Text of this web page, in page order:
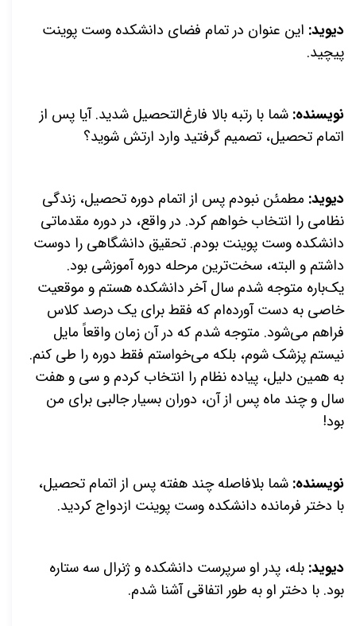
دیوید: این عنوان در تمام فضای دانشکده وست پوینت
پیچید.
نویسنده: شما با رتبه بالا فارغ‌التحصیل شدید. آیا پس از
اتمام تحصیل، تصمیم گرفتید وارد ارتش شوید؟
دیوید: مطمئن نبودم پس از اتمام دوره تحصیل، زندگی
نظامی را انتخاب خواهم کرد. در واقع، در دوره مقدماتی
دانشکده وست پوینت بودم. تحقیق دانشگاهی را دوست
داشتم و البته، سخت‌ترین مرحله دوره آموزشی بود.
یک‌باره متوجه شدم سال آخر دانشکده هستم و موقعیت
خاصی به دست آورده‌ام که فقط برای یک درصد کلاس
فراهم می‌شود. متوجه شدم که در آن زمان واقعاً مایل
نیستم پزشک شوم، بلکه می‌خواستم فقط دوره را طی کنم.
به همین دلیل، پیاده نظام را انتخاب کردم و سی و هفت
سال و چند ماه پس از آن، دوران بسیار جالبی برای من
بود!
نویسنده: شما بلافاصله چند هفته پس از اتمام تحصیل،
با دختر فرمانده دانشکده وست پوینت ازدواج کردید.
دیوید: بله، پدر او سرپرست دانشکده و ژنرال سه ستاره
بود. با دختر او به طور اتفاقی آشنا شدم.